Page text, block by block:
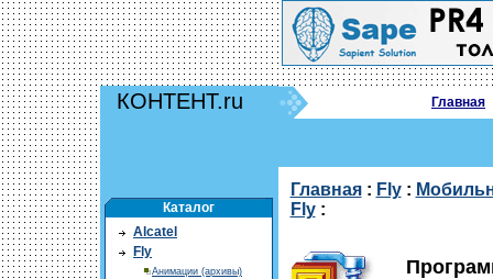
КОНТЕНТ.ru Главная
Каталог
Alcatel
Fly
Анимации (архивы)
Главная: Fly:
Fly: